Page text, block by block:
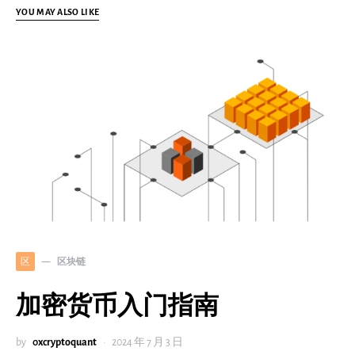
YOU MAY ALSO LIKE
区 区块链
加密货币入门指南
by 0xcryptoquant 2024 年 7 月 3 日